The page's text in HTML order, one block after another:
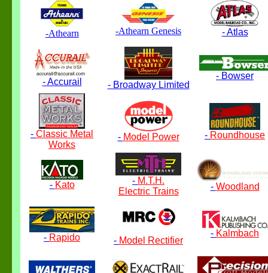
-Athearn -Athearn Genesis - Atlas
- Accurail - Broadway Limited
- Bowser
- Classic Metal
Works
- Model Power - Roundhouse
- Kato - M.T.H.
Electric Trains
- Woodland
- Rapido - Model Rectifier
- Kalmbach